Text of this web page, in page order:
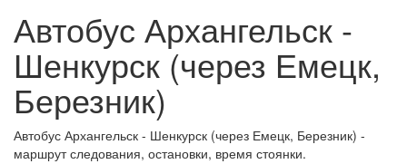
Автобус Архангельск -
Шенкурск (через Емецк,
Березник)
Автобус Архангельск - Шенкурск (через Емецк, Березник) -
маршрут следования, остановки, время стоянки.